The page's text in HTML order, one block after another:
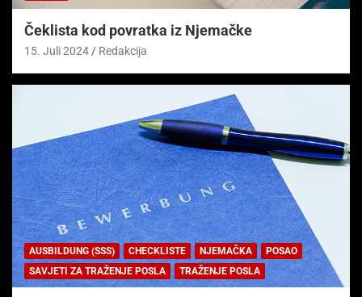
Čeklista kod povratka iz Njemačke
15. Juli 2024 Redakcija
AUSBILDUNG (SSS) CHECKLISTE NJEMAČKA
POSAO
SAVJETI ZA TRAŽENJE POSLA
TRAŽENJE POSLA